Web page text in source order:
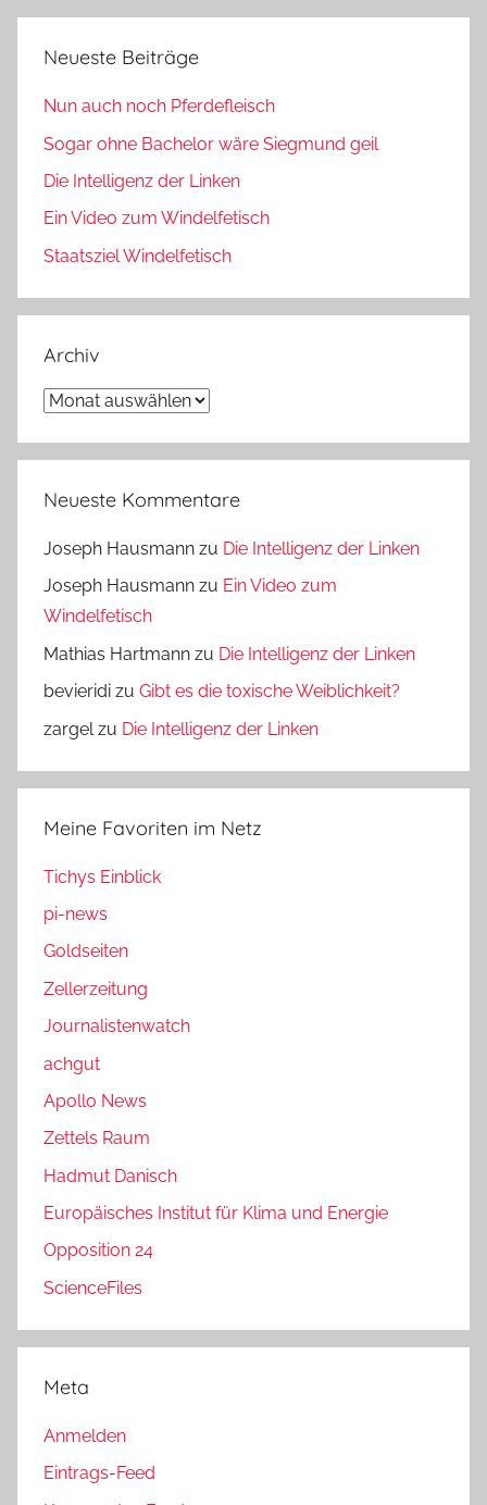
Neueste Beiträge
Nun auch noch Pferdefleisch
Sogar ohne Bachelor wäre Siegmund geil
Die Intelligenz der Linken
Ein Video zum Windelfetisch
Staatsziel Windelfetisch
Archiv
Archiv
Neueste Kommentare
Joseph Hausmann zu Die Intelligenz der Linken
Joseph Hausmann zu Ein Video zum
Windelfetisch
Mathias Hartmann zu Die Intelligenz der Linken
bevieridi zu Gibt es die toxische Weiblichkeit?
zargel zu Die Intelligenz der Linken
Meine Favoriten im Netz
Tichys Einblick
pi-news
Goldseiten
Zellerzeitung
Journalistenwatch
achgut
Apollo News
Zettels Raum
Hadmut Danisch
Europäisches Institut für Klima und Energie
Opposition 24
ScienceFiles
Meta
Anmelden
Eintrags-Feed